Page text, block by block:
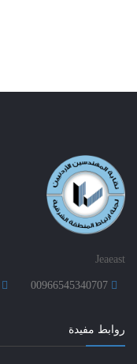
Jeaeast
00966545340707
روابط مفيدة